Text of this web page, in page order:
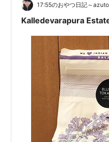
17:55のおやつ日記～
Kalledevarapura